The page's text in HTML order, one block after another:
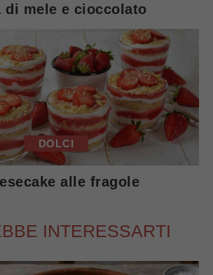
di mele e cioccolato
DOLCI
alle fragole
INTERESSARTI